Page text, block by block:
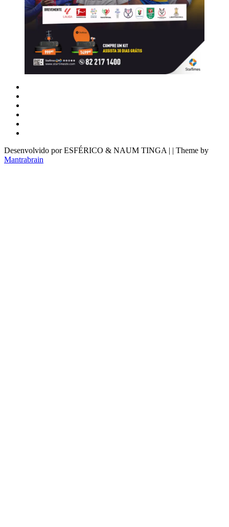
Desenvolvido por ESFÉRICO & NAUM TINGA | | Theme by
Mantrabrain